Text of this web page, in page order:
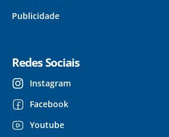
Publicidade
Redes Sociais
Instagram
Facebook
Youtube